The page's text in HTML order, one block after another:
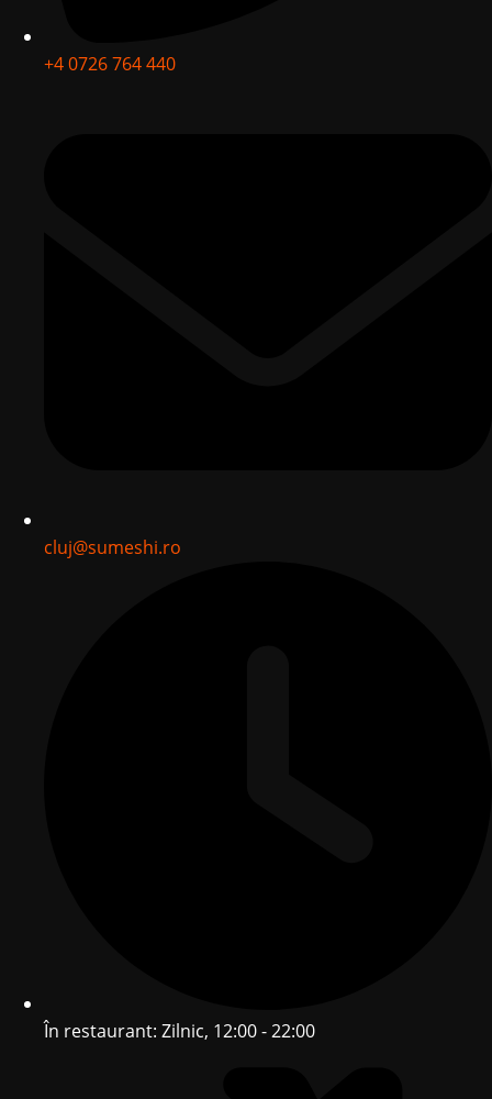
+4 0726 764 440
cluj@sumeshi.ro
În restaurant: Zilnic, 12:00 - 22:00